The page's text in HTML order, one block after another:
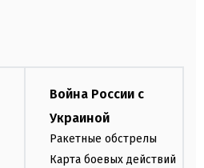
Война России с
Украиной
Ракетные обстрелы
Карта боевых действий